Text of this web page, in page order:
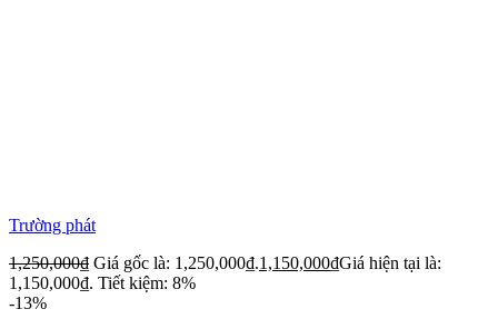
Trường phát
1,250,000₫ Giá gốc là: 1,250,000₫.1,150,000₫Giá hiện tại là:
1,150,000₫. Tiết kiệm: 8%
-13%